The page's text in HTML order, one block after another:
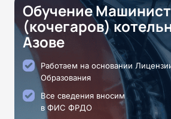
Обучение
(кочегаров)
Азове
Работаем на основании
Образования
Все сведения вносим
в ФИС ФРДО